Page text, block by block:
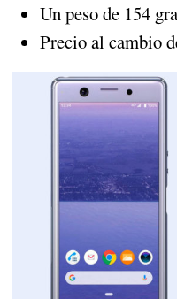
Un peso de 154
Precio al cambio